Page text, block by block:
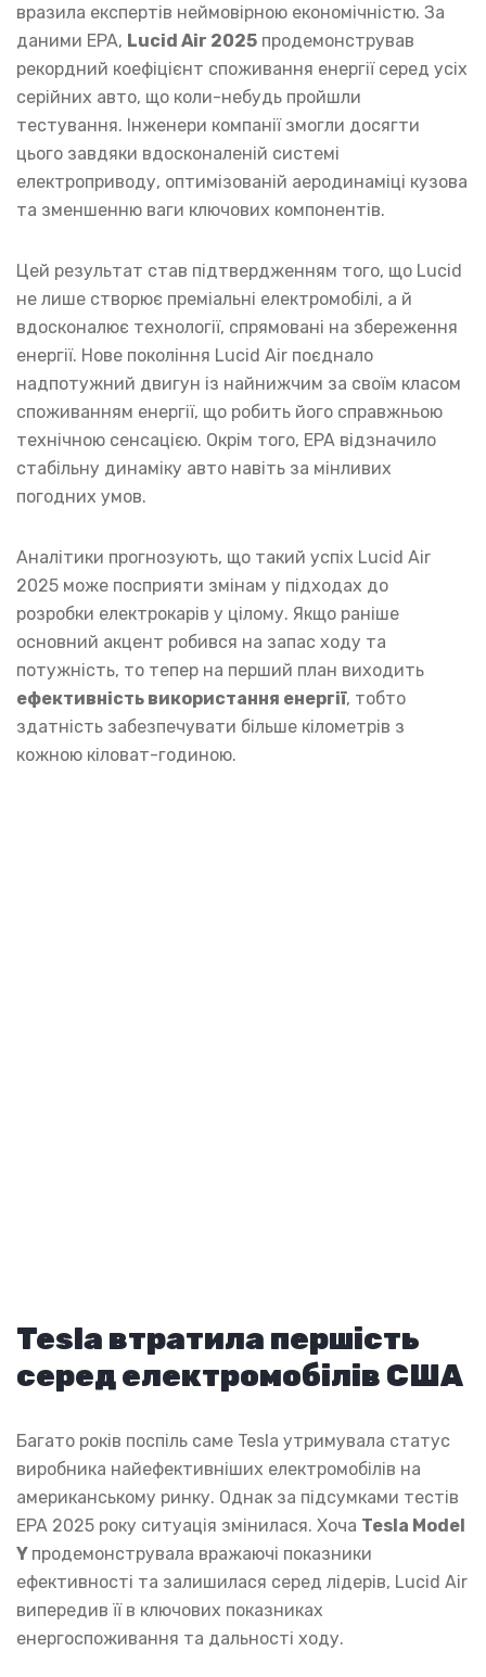
вразила експертів неймовірною економічністю. За
даними EPA, Lucid Air 2025 продемонстрував
рекордний коефіцієнт споживання енергії серед усіх
серійних авто, що коли-небудь пройшли
тестування. Інженери компанії змогли досягти
цього завдяки вдосконаленій системі
електроприводу, оптимізованій аеродинаміці кузова
та зменшенню ваги ключових компонентів.
Цей результат став підтвердженням того, що Lucid
не лише створює преміальні електромобілі, а й
вдосконалює технології, спрямовані на збереження
енергії. Нове покоління Lucid Air поєднало
надпотужний двигун із найнижчим за своїм класом
споживанням енергії, що робить його справжньою
технічною сенсацією. Окрім того, EPA відзначило
стабільну динаміку авто навіть за мінливих
погодних умов.
Аналітики прогнозують, що такий успіх Lucid Air
2025 може посприяти змінам у підходах до
розробки електрокарів у цілому. Якщо раніше
основний акцент робився на запас ходу та
потужність, то тепер на перший план виходить
ефективність використання енергії, тобто
здатність забезпечувати більше кілометрів з
кожною кіловат-годиною.
Tesla втратила першість
серед електромобілів США
Багато років поспіль саме Tesla утримувала статус
виробника найефективніших електромобілів на
американському ринку. Однак за підсумками тестів
EPA 2025 року ситуація змінилася. Хоча Tesla Model
Y продемонструвала вражаючі показники
ефективності та залишилася серед лідерів, Lucid Air
випередив її в ключових показниках
енергоспоживання та дальності ходу.